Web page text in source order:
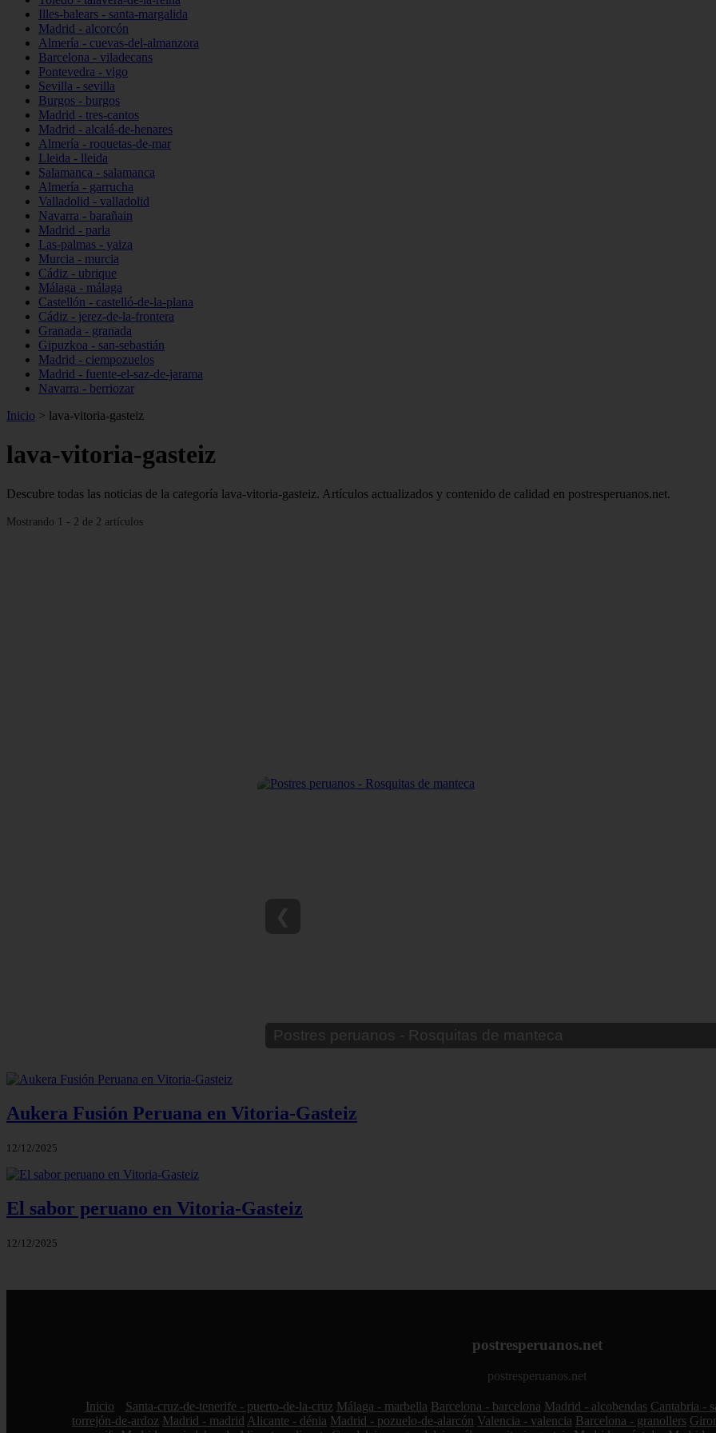
Illes-balears - santa-margalida
Madrid - alcorcón
Almería - cuevas-del-almanzora
Barcelona - viladecans
Pontevedra - vigo
Sevilla - sevilla
Burgos - burgos
Madrid - tres-cantos
Madrid - alcalá-de-henares
Almería - roquetas-de-mar
Lleida - lleida
Salamanca - salamanca
Almería - garrucha
Valladolid - valladolid
Navarra - barañain
Madrid - parla
Las-palmas - yaiza
Murcia - murcia
Cádiz - ubrique
Málaga - málaga
Castellón - castelló-de-la-plana
Cádiz - jerez-de-la-frontera
Granada - granada
Gipuzkoa - san-sebastián
Madrid - ciempozuelos
Madrid - fuente-el-saz-de-jarama
Navarra - berriozar
Inicio > lava-vitoria-gasteiz
lava-vitoria-gasteiz
Descubre todas las noticias de la categoría lava-vitoria-gasteiz. Artículos actualizados y contenido de calidad en postresperuanos.net.
Mostrando 1 - 2 de 2 artículos
Postres peruanos - Pastel de choclo
Aukera Fusión Peruana en Vitoria-Gasteiz
12/12/2025
El sabor peruano en Vitoria-Gasteiz
12/12/2025
postresperuanos.net
postresperuanos.net
Inicio Santa-cruz-de-tenerife - puerto-de-la-cruz Málaga - marbella Barcelona - barcelona Madrid - alcobendas Cantabria -
torrejón-de-ardoz Madrid - madrid Alicante - dénia Madrid - pozuelo-de-alarcón Valencia - valencia Barcelona - granollers